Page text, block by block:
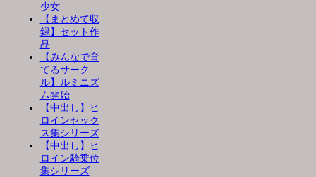
少女
【まとめて収
録】セット作
品
【みんなで育
てるサーク
ル】ルミニズ
ム開始
【中出し】ヒ
ロインセック
ス集シリーズ
【中出し】ヒ
ロイン騎乗位
集シリーズ